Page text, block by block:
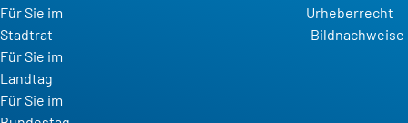
Für Sie im
Stadtrat
Für Sie im
Landtag
Für Sie im
Urheberrecht
Bildnachweise